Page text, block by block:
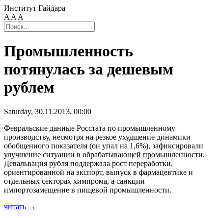
Институт Гайдара
A A A
Промышленность
потянулась за дешевым
рублем
Saturday, 30.11.2013, 00:00
Февральские данные Росстата по промышленному
производству, несмотря на резкое ухудшение динамики
обобщенного показателя (он упал на 1,6%), зафиксировали
улучшение ситуации в обрабатывающей промышленности.
Девальвация рубля поддержала рост переработки,
ориентированной на экспорт, выпуск в фармацевтике и
отдельных секторах химпрома, а санкции —
импортозамещение в пищевой промышленности.
читать →